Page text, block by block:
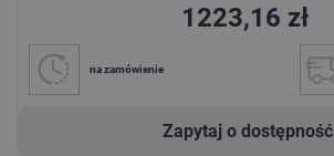
1223,16 zł
na zamówienie
Zapytaj o dostępność